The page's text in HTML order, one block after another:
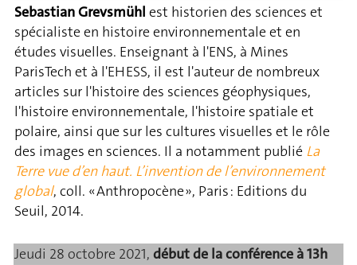
Sebastian Grevsmühl est historien des sciences et
spécialiste en histoire environnementale et en
études visuelles. Enseignant à l'ENS, à Mines
ParisTech et à l'EHESS, il est l'auteur de nombreux
articles sur l'histoire des sciences géophysiques,
l'histoire environnementale, l'histoire spatiale et
polaire, ainsi que sur les cultures visuelles et le rôle
des images en sciences. Il a notamment publié La
Terre vue d’en haut. L’invention de l’environnement
global, coll. « Anthropocène », Paris : Editions du
Seuil, 2014.
Jeudi 28 octobre 2021, début de la conférence à 13h